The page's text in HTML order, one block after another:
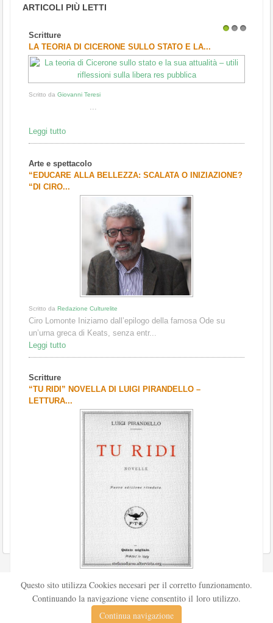
ARTICOLI PIÙ LETTI
Scritture
LA TEORIA DI CICERONE SULLO STATO E LA...
Scritto da Giovanni Teresi
...
Leggi tutto
Arte e spettacolo
“EDUCARE ALLA BELLEZZA: SCALATA O INIZIAZIONE?
“DI CIRO...
Scritto da Redazione Culturelite
Ciro Lomonte Iniziamo dall’epilogo della famosa Ode su
un’urna greca di Keats, senza entr...
Leggi tutto
Scritture
“TU RIDI” NOVELLA DI LUIGI PIRANDELLO –
LETTURA...
Pubblicata nel 1912 sul «Corriere della sera», la novella Tu
ridi fu successivamente inserita nella ...
Questo sito utilizza Cookies necesari per il corretto funzionamento.
Continuando la navigazione viene consentito il loro utilizzo.
Continua navigazione